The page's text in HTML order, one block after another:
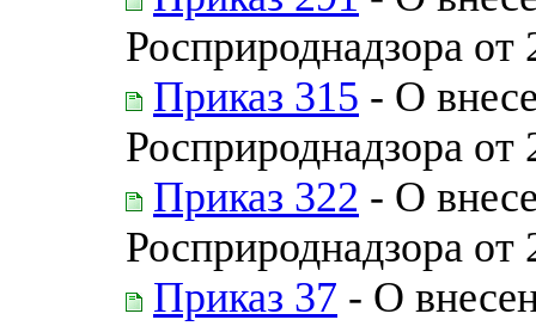
Росприроднадзора
Приказ 315 - О
Росприроднадзора
Приказ 322 - О
Росприроднадзора
Приказ 37 - О